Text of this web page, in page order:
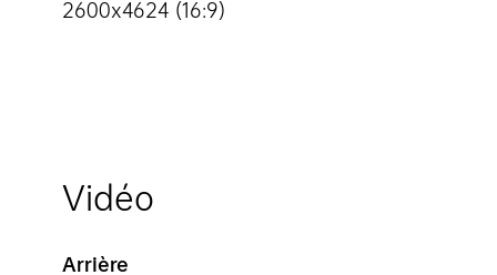
2600x4624 (16:9)
Vidéo
Arrière